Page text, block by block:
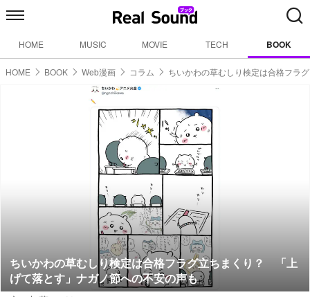
HOME MUSIC MOVIE TECH BOOK
HOME BOOK Web漫画 コラム ちいかわの草むしり検定は合格フラ
ちいかわの草むしり検定は合格フラグ立ちまくり？ 「上
げて落とす」ナガノ節への不安の声も